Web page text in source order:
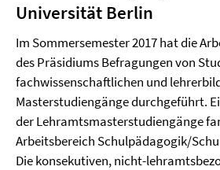
Universität Berlin
Im Sommersemester 2017 hat die
des Präsidiums Befragungen von
fachwissenschaftlichen und
Masterstudiengänge durchgeführt.
der Lehramtsmasterstudiengänge
Arbeitsbereich Schulpädagogik/
Die konsekutiven, nicht-